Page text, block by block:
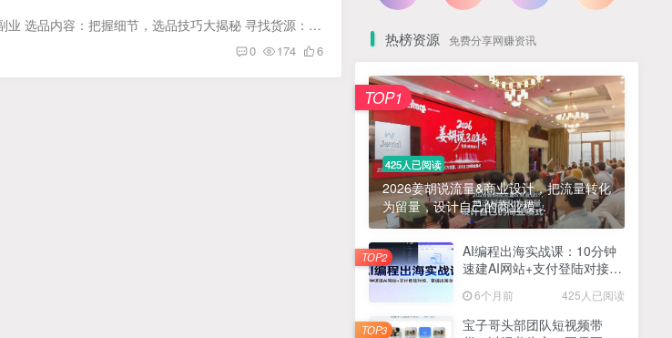
课程安排 科普带玩：从0开始，学习如何在闲鱼上开展副业 选品内容：把握细节，选品技巧大揭秘 寻找货源：突破困局，寻找优质货源 数据分析：通过数据提高销售策略 话术与售后：升级话术水平，解...
0 174 6
4个月前 417人已阅读
1 ? 零加盟费｜红颜搭全国城市代理商招募正式启动！
淘宝天猫盈利突破特训营25年12月线下课，系统性的深度剖析电商企业经营之道，打造电商标准化运营体系
3 抓亚马逊漏洞，免去店铺月租，一个流量大竞争小，让你有机会成大卖的赛道
2025最新零撸项目，一部手机就可以操作，20秒一单，零投入纯薅羊毛，无门槛，一天200+【揭秘】
5 线上陪伴项目玩法，聊聊天就有收益的项目，一个月收益5000+
6 全网首发！答案之书网页版，全新玩法，搭配文档和网页，日入1k+零门槛小白首选副业
7 25年7月小红书女粉新玩法，公域转私域变现，日轻松变现2张+，5分钟简单复制好上手
热榜资源 免费分享网赚资讯
425人已阅读
2026姜胡说流量&商业设计，把流量转化
为留量，设计自己的商业模...
TOP1
AI编程出海实战课：10分钟
速建AI网站+支付登陆对接，
6个月前 425人已阅读
TOP2
宝子哥头部团队短视频带
TOP3